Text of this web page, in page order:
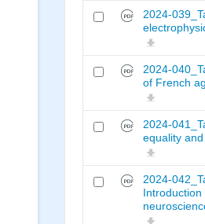
2024-
2024-
of French
2024-
equality
2024-